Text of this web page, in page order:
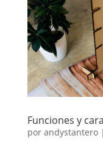
Funciones y
por andystantero|